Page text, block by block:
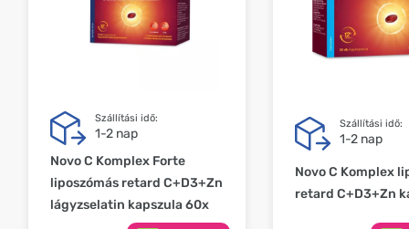
Szállítási idő:
1-2 nap
Novo C Komplex Forte
liposzómás retard C+D3+Zn
lágyzselatin kapszula 60x
Szállítási idő:
1-2 nap
Novo C Komplex
retard C+D3+Zn